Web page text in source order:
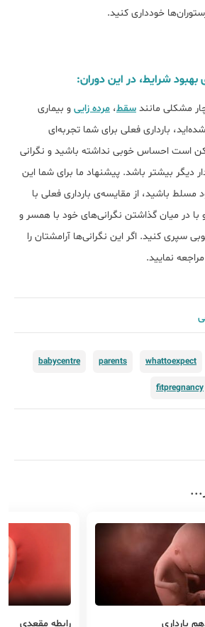
خودداری کنید.
بهبود شرایط، در این دوران:
مشکلی مانند سقط، مرده زایی و بیماری
بارداری فعلی برای شما تجربه‌ای
است احساس خوبی نداشته باشید و نگرانی
دیگر بیشتر باشد. پیشنهاد ما برای شما این
باشید، از مقایسه‌ی بارداری فعلی با
و با در میان گذاشتن نگرانی‌های خود با همسر و
سپری کنید. اگر این نگرانی‌ها آرامشتان را
نمایید.
whattoexpect
parents
babycentre
fitpregnancy
بارداری رابطه مقعدی